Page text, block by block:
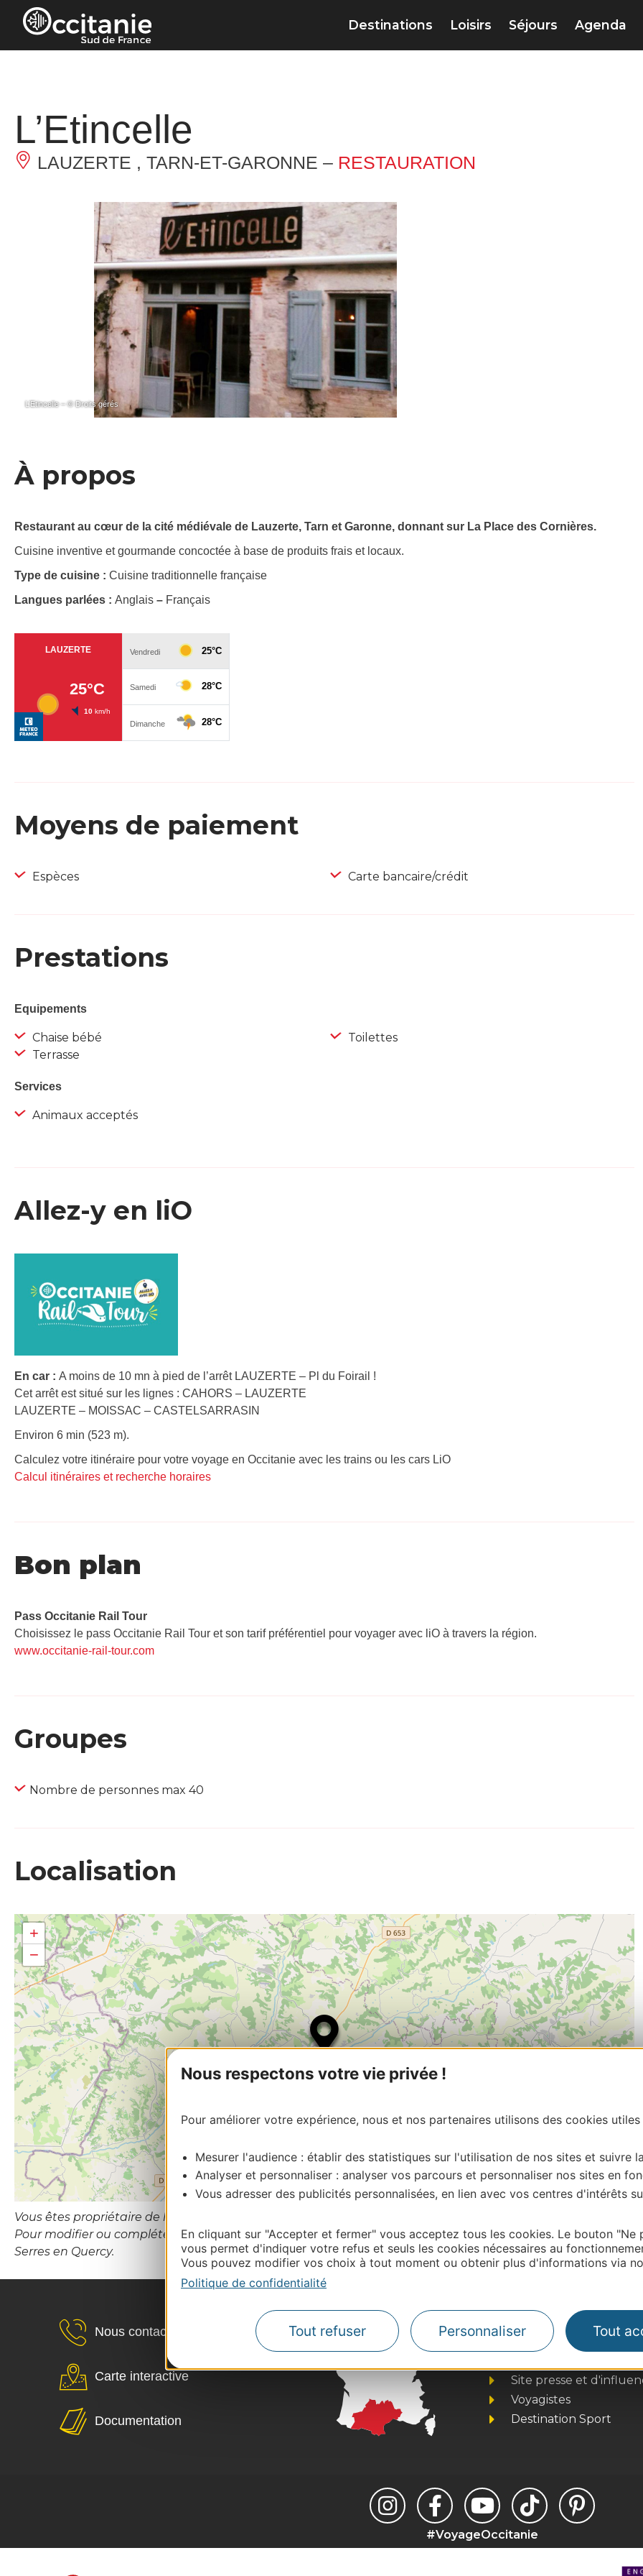
Panneau de gestion des cookies
Nous respectons votre vie privée !
Pour améliorer votre expérience, nous et nos partenaires utilisons des cookies utiles
Mesurer l'audience : établir des statistiques sur l'utilisation de nos sites et suivre
Analyser et personnaliser : analyser vos parcours et personnaliser nos sites en
Vous adresser des publicités personnalisées, en lien avec vos centres d'intérêts
En cliquant sur "Accepter et fermer" vous acceptez tous les cookies. Le bouton "Ne
vous permet d'indiquer votre refus et seuls les cookies nécessaires au
Vous pouvez modifier vos choix à tout moment ou obtenir plus d'informations via
Politique de confidentialité
Tout refuser Personnaliser Tout
Destinations Loisirs Séjours Agenda
L’Etincelle
LAUZERTE , TARN-ET-GARONNE – RESTAURATION
L’Etincelle – © Droits gérés
À propos
Restaurant au cœur de la cité médiévale de Lauzerte, Tarn et Garonne, donnant sur La Place des Cornières.
Cuisine inventive et gourmande concoctée à base de produits frais et locaux.
Type de cuisine : Cuisine traditionnelle française
Langues parlées : Anglais – Français
Moyens de paiement
Espèces Carte bancaire/crédit
Prestations
Equipements
Chaise bébé
Terrasse
Toilettes
Services
Animaux acceptés
Allez-y en liO
En car : A moins de 10 mn à pied de l’arrêt LAUZERTE – Pl du Foirail !
Cet arrêt est situé sur les lignes : CAHORS – LAUZERTE
LAUZERTE – MOISSAC – CASTELSARRASIN
Environ 6 min (523 m).
Calculez votre itinéraire pour votre voyage en Occitanie avec les trains ou les cars LiO
Calcul itinéraires et recherche horaires
Bon plan
Pass Occitanie Rail Tour​
Choisissez le pass Occitanie Rail Tour et son tarif préférentiel pour voyager avec liO à travers la région.
www.occitanie-rail-tour.com
Groupes
Nombre de personnes max 40
Localisation
+
−
Leaflet| Map data © OpenStreetMap contributors
Vous êtes propriétaire de l’établissement ou le gestionnaire de cette activité?
Pour modifier ou compléter cette fiche, merci de contacter Office de Tourisme Intercommunal du Pays de
Serres en Quercy.
Nous contacter
Carte interactive
Documentation
Thermalisme
Business/Mice
Site presse et
Voyagistes
Destination Sport
#VoyageOccitanie